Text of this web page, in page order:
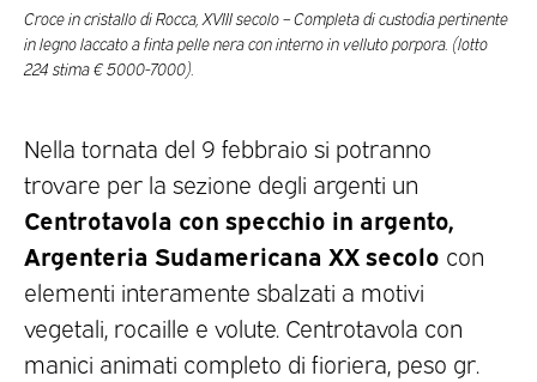
Croce in cristallo di Rocca, XVIII secolo – Completa di custodia pertinente
in legno laccato a finta pelle nera con interno in velluto porpora. (lotto
224 stima € 5000-7000).
Nella tornata del 9 febbraio si potranno
trovare per la sezione degli argenti un
Centrotavola con specchio in argento,
Argenteria Sudamericana XX secolo con
elementi interamente sbalzati a motivi
vegetali, rocaille e volute. Centrotavola con
manici animati completo di fioriera, peso gr.